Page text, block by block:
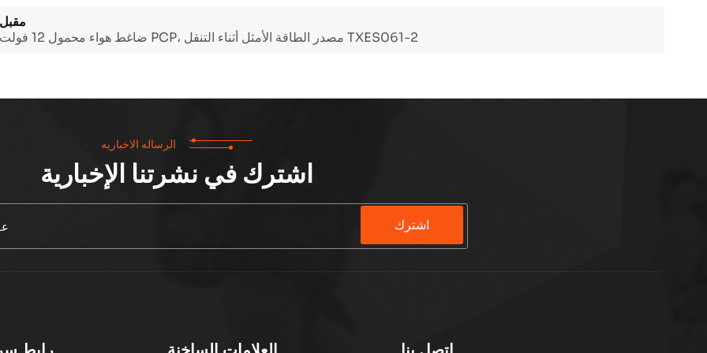
ضاغط هواء محمول 12 فولت PCP، مصدر الطاقة الأمثل أثناء التنقل TXES061-2
الرساله الاخباريه
اشترك في نشرتنا الإخبارية
اشترك